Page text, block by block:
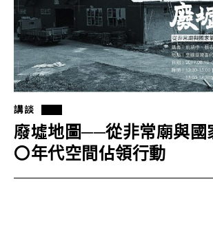
講談
廢墟地圖──從非常廟與國
〇年代空間佔領行動